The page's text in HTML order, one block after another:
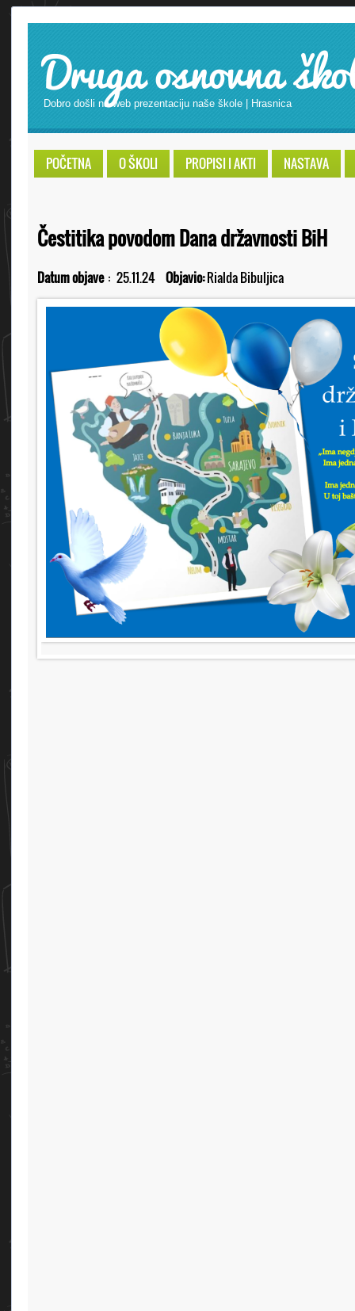
Druga osnovna
Dobro došli na web prezentaciju naše škole | Hrasnica
POČETNA O ŠKOLI PROPISI I AKTI NASTAVA
Čestitika povodom Dana državnosti BiH
Datum objave : 25.11.24 Objavio:Rialda Bibuljica